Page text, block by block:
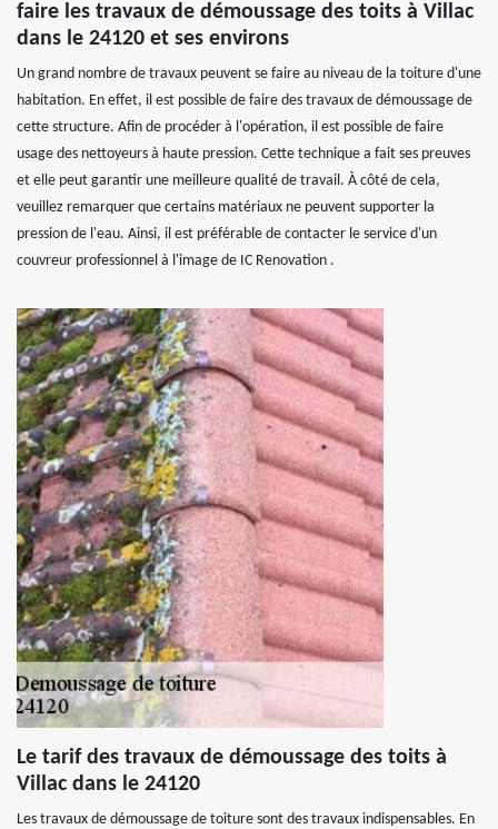
faire les travaux de démoussage des toits à Villac
dans le 24120 et ses environs
Un grand nombre de travaux peuvent se faire au niveau de la toiture d'une
habitation. En effet, il est possible de faire des travaux de démoussage de
cette structure. Afin de procéder à l'opération, il est possible de faire
usage des nettoyeurs à haute pression. Cette technique a fait ses preuves
et elle peut garantir une meilleure qualité de travail. À côté de cela,
veuillez remarquer que certains matériaux ne peuvent supporter la
pression de l'eau. Ainsi, il est préférable de contacter le service d'un
couvreur professionnel à l'image de IC Renovation .
Le tarif des travaux de démoussage des toits à
Villac dans le 24120
Les travaux de démoussage de toiture sont des travaux indispensables. En